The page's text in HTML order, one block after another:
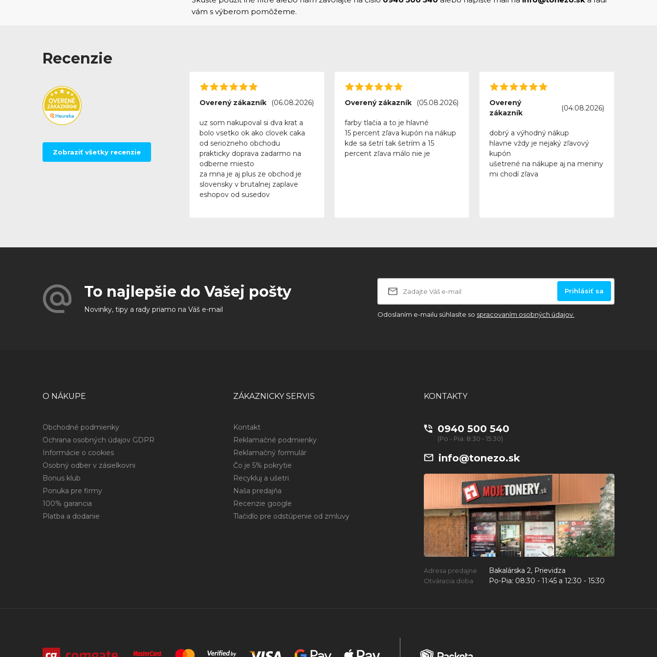
vám s výberom pomôžeme.
Recenzie
Zobraziť všetky recenzie
Overený zákazník (06.08.2026)
uz som nakupoval si dva krat a
bolo vsetko ok ako clovek caka
od seriozneho obchodu
prakticky doprava zadarmo na
odberne miesto
za mna je aj plus ze obchod je
slovensky v brutalnej zaplave
eshopov od susedov
Overený zákazník (05.08.2026)
farby tlačia a to je hlavné
15 percent zľava kupón na nákup
kde sa šetrí tak šetrím a 15
percent zľava málo nie je
Overený
zákazník
(04.08.2026)
dobrý a výhodný nákup
hlavne vždy je nejaký zľavový
kupón
ušetrené na nákupe aj na meniny
mi chodí zľava
To najlepšie do Vašej pošty
Novinky, tipy a rady priamo na Váš e-mail
Prihlásiť sa
Odoslaním e-mailu súhlasíte so spracovaním osobných údajov.
O NÁKUPE
Obchodné podmienky
Ochrana osobných údajov GDPR
Informácie o cookies
Osobný odber v zásielkovni
Bonus klub
Ponuka pre firmy
100% garancia
Platba a dodanie
ZÁKAZNICKY SERVIS
Kontakt
Reklamačné podmienky
Reklamačný formulár
Čo je 5% pokrytie
Recykluj a ušetri
Naša predajňa
Recenzie google
Tlačidlo pre odstúpenie od zmluvy
KONTAKTY
0940 500 540
(Po - Pia: 8:30 - 15:30)
info@tonezo.sk
Adresa predajne Bakalárska 2, Prievidza
Otváracia doba Po-Pia: 08:30 - 11:45 a 12:30 - 15:30